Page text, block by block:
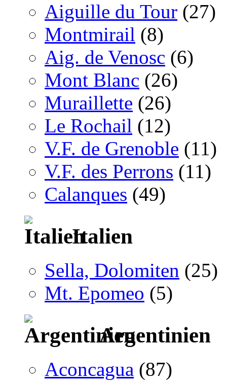
Aiguille du Tour (27)
Montmirail (8)
Aig. de Venosc (6)
Mont Blanc (26)
Muraillette (26)
Le Rochail (12)
V.F. de Grenoble (11)
V.F. des Perrons (11)
Calanques (49)
Italien
Sella, Dolomiten (25)
Mt. Epomeo (5)
Argentinien
Aconcagua (87)